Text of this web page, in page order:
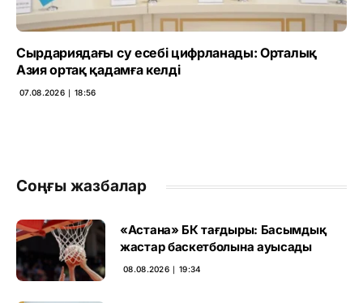
Сырдариядағы су есебі цифрланады: Орталық
Азия ортақ қадамға келді
07.08.2026 ∣ 18:56
Соңғы жазбалар
«Астана» БК тағдыры: Басымдық
жастар баскетболына ауысады
08.08.2026 ∣ 19:34